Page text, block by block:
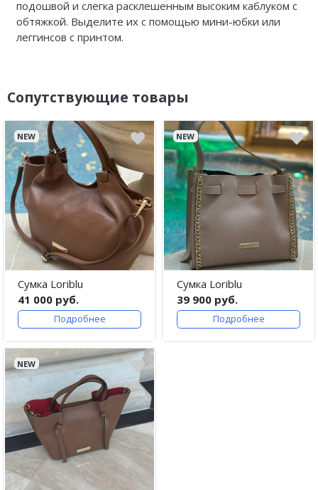
подошвой и слегка расклешенным высоким каблуком с
обтяжкой. Выделите их с помощью мини-юбки или
леггинсов с принтом.
Сопутствующие товары
NEW
Сумка Loriblu
41 000 руб.
Подробнее
NEW
Сумка Loriblu
39 900 руб.
Подробнее
NEW